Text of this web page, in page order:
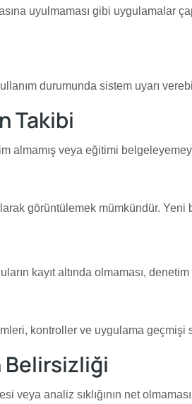
uyulmaması gibi uygulamalar
durumunda sistem uyarı
Takibi
almamış veya eğitimi
görüntülemek mümkündür.
kayıt altında olmaması,
kontroller ve uygulama
Belirsizliği
veya analiz sıklığının net